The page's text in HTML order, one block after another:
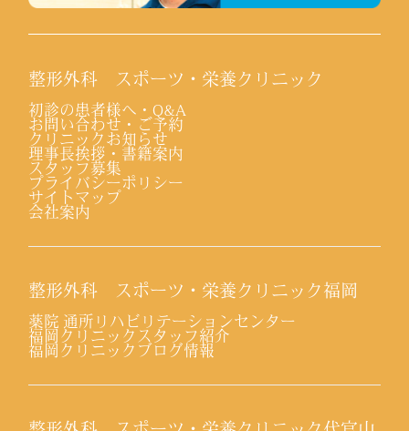
整形外科 スポーツ・栄養クリニック
初診の患者様へ・Q&A
お問い合わせ・ご予約
クリニックお知らせ
理事長挨拶・書籍案内
スタッフ募集
プライバシーポリシー
サイトマップ
会社案内
整形外科 スポーツ・栄養クリニック福岡
薬院 通所リハビリテーションセンター
福岡クリニックスタッフ紹介
福岡クリニックブログ情報